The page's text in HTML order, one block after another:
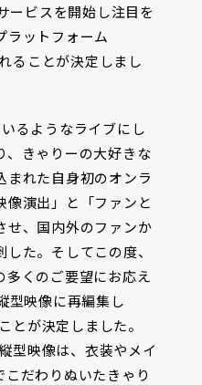
ービスを開始し注目を
ラットフォーム
ることが決定しまし
るようなライブにし
、きゃりーの大好きな
まれた自身初のオンラ
像演出」と「ファンと
せ、国内外のファンか
た。そしてこの度、
多くのご要望にお応え
型映像に再編集し
とが決定しました。
型映像は、衣装やメイ
だわりぬいたきゃり